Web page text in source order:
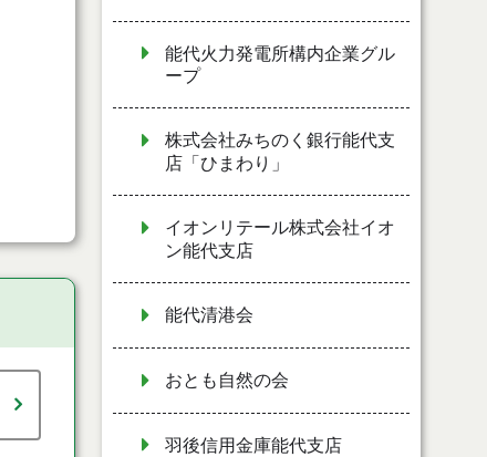
能代火力発電所構内企業グル
ープ
株式会社みちのく銀行能代支
店「ひまわり」
イオンリテール株式会社イオ
ン能代支店
能代清港会
おとも自然の会
羽後信用金庫能代支店